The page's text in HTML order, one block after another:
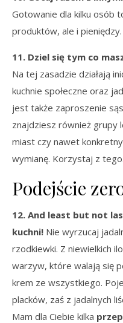
Gotowanie dla kilku osób
produktów, ale i pieniędzy.
11. Dziel się tym co
Na tej zasadzie działają
kuchnie społeczne oraz
jest także zaproszenie
znajdziesz również grupy
miast czy nawet
wymianę. Korzystaj z tego.
Podejście
12. And least but not
kuchni! Nie wyrzucaj
rzodkiewki. Z niewielkich
warzyw, które walają się
krem ze wszystkiego.
placków, zaś z jadalnych
Mam dla Ciebie kilka